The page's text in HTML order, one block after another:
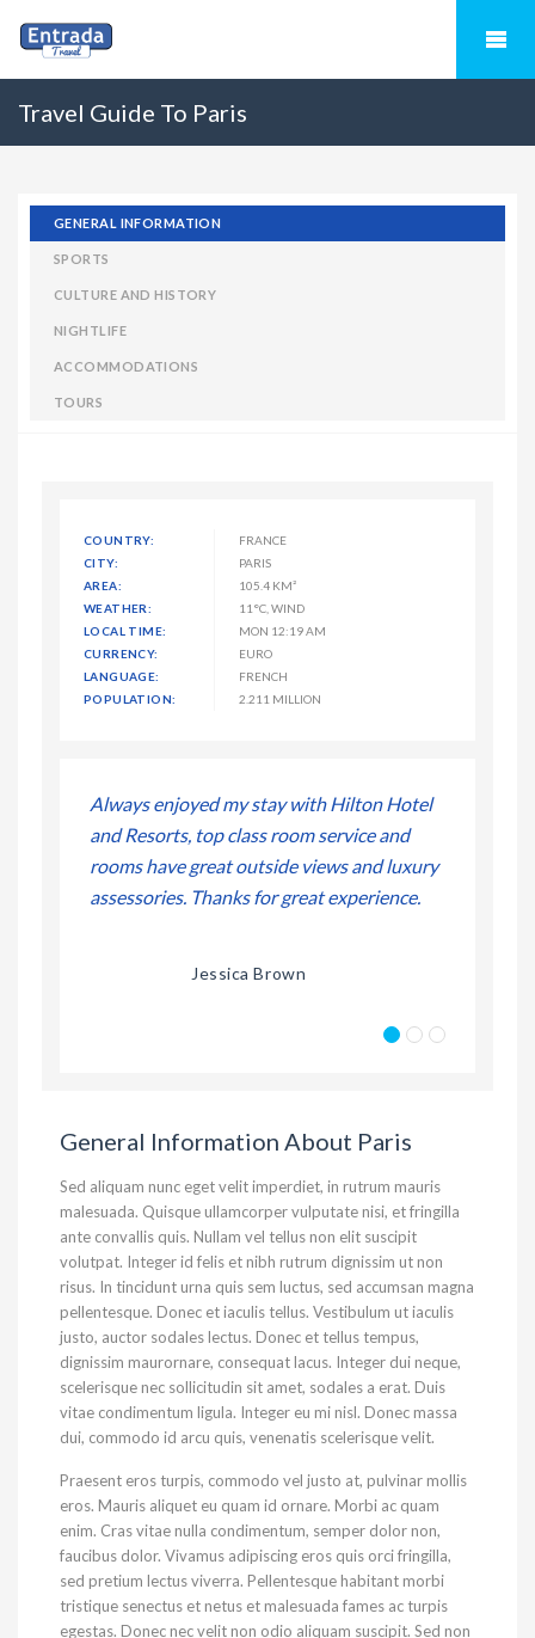
Travel Guide To Paris
GENERAL INFORMATION
SPORTS
CULTURE AND HISTORY
NIGHTLIFE
ACCOMMODATIONS
TOURS
COUNTRY:
FRANCE
CITY:
PARIS
AREA:
105.4 KM²
WEATHER:
11°C, WIND
LOCAL TIME:
MON 12:19 AM
CURRENCY:
EURO
LANGUAGE:
FRENCH
POPULATION:
2.211 MILLION
Always enjoyed my stay with Hilton Hotel
and Resorts, top class room service and
rooms have great outside views and luxury
assessories. Thanks for great experience.
Jessica Brown
General Information About Paris
Sed aliquam nunc eget velit imperdiet, in rutrum mauris
malesuada. Quisque ullamcorper vulputate nisi, et fringilla
ante convallis quis. Nullam vel tellus non elit suscipit
volutpat. Integer id felis et nibh rutrum dignissim ut non
risus. In tincidunt urna quis sem luctus, sed accumsan magna
pellentesque. Donec et iaculis tellus. Vestibulum ut iaculis
justo, auctor sodales lectus. Donec et tellus tempus,
dignissim maurornare, consequat lacus. Integer dui neque,
scelerisque nec sollicitudin sit amet, sodales a erat. Duis
vitae condimentum ligula. Integer eu mi nisl. Donec massa
dui, commodo id arcu quis, venenatis scelerisque velit.
Praesent eros turpis, commodo vel justo at, pulvinar mollis
eros. Mauris aliquet eu quam id ornare. Morbi ac quam
enim. Cras vitae nulla condimentum, semper dolor non,
faucibus dolor. Vivamus adipiscing eros quis orci fringilla,
sed pretium lectus viverra. Pellentesque habitant morbi
tristique senectus et netus et malesuada fames ac turpis
egestas. Donec nec velit non odio aliquam suscipit. Sed non